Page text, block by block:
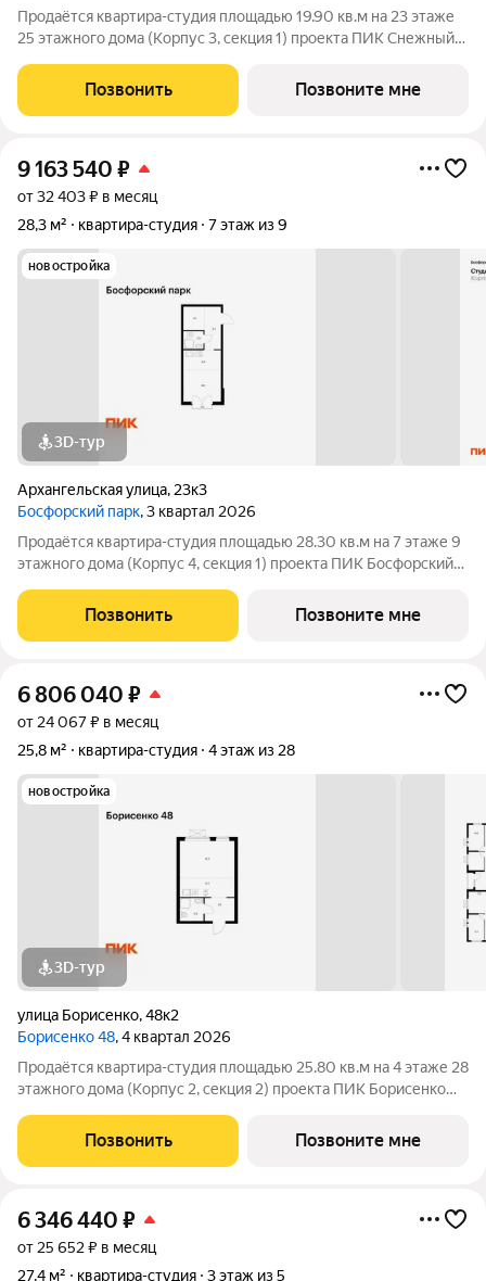
Продаётся квартира-студия площадью 19.90 кв.м на 23 этаже
25 этажного дома (Корпус 3, секция 1) проекта ПИК Снежный
функциональная планировка, большие окна, с отделкой. Жилой
квартал «Снежный парк»
Позвонить Позвоните мне
9 163 540 ₽
от 32 403 ₽ в месяц
28,3 м²
квартира-студия 7 этаж из 9
новостройка
3D-тур
Архангельская улица, 23к3
Босфорский парк, 3 квартал 2026
Продаётся квартира-студия площадью 28.30 кв.м на 7 этаже 9
этажного дома (Корпус 4, секция 1) проекта ПИК Босфорский
функциональная планировка, большие окна, с отделкой. Жилой
квартал «Босфорский
Позвонить Позвоните мне
6 806 040 ₽
от 24 067 ₽ в месяц
25,8 м²
квартира-студия 4 этаж из 28
новостройка
3D-тур
улица Борисенко,48к2
Борисенко 48, 4 квартал 2026
Продаётся квартира-студия площадью 25.80 кв.м на 4 этаже 28
этажного дома (Корпус 2, секция 2) проекта ПИК Борисенко
функциональная планировка, большие окна, с отделкой.
Позвонить Позвоните мне
6 346 440 ₽
от 25 652 ₽ в месяц
27,4 м²
квартира-студия 3 этаж из 5